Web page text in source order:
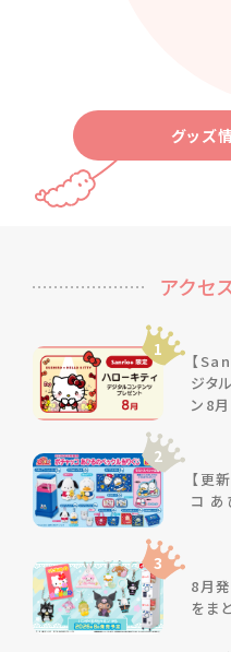
グッズ
アクセ
1
【
ジタ
ン8
2
【更
コ あ
3
8月
をま